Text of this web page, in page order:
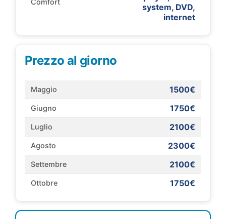
Comfort
system, DVD,
internet
Prezzo al giorno
Maggio 1500€
Giugno 1750€
Luglio 2100€
Agosto 2300€
Settembre 2100€
Ottobre 1750€